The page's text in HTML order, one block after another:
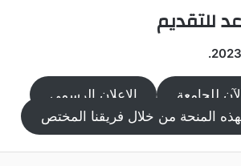
للتقديم
للجامعة
الإعلان الرسمي
المنحة من خلال فريقنا المختص